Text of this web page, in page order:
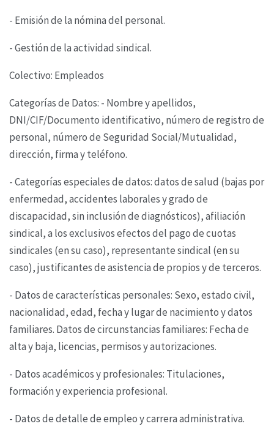
- Emisión de la nómina del personal.
- Gestión de la actividad sindical.
Colectivo: Empleados
Categorías de Datos: - Nombre y apellidos,
DNI/CIF/Documento identificativo, número de registrode
personal, número de Seguridad Social/Mutualidad,
dirección, firma y teléfono.
- Categorías especiales de datos: datos de salud (bajas por
enfermedad, accidentes laborales ygrado de
discapacidad, sin inclusión de diagnósticos), afiliación
sindical, a los exclusivos efectosdel pago de cuotas
sindicales (en su caso), representante sindical (en su
caso), justificantes deasistencia de propios y de terceros.
- Datos de características personales: Sexo, estado civil,
nacionalidad, edad, fecha y lugar de nacimiento y datos
familiares. Datos de circunstancias familiares: Fecha de
alta y baja, licencias, permisos y autorizaciones.
- Datos académicos y profesionales: Titulaciones,
formación y experiencia profesional.
- Datos de detalle de empleo y carrera administrativa.